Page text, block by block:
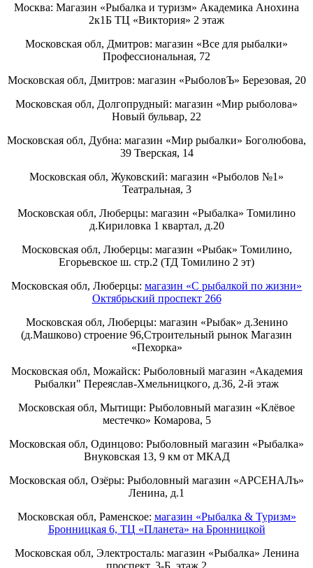
Москва: Магазин «Рыбалка и туризм» Академика Анохина
2к1Б ТЦ «Виктория» 2 этаж
Московская обл, Дмитров: магазин «Все для рыбалки»
Профессиональная, 72
Московская обл, Дмитров: магазин «РыболовЪ» Березовая, 20
Московская обл, Долгопрудный: магазин «Мир рыболова»
Новый бульвар, 22
Московская обл, Дубна: магазин «Мир рыбалки» Боголюбова,
39 Тверская, 14
Московская обл, Жуковский: магазин «Рыболов №1»
Театральная, 3
Московская обл, Люберцы: магазин «Рыбалка» Томилино
д.Кириловка 1 квартал, д.20
Московская обл, Люберцы: магазин «Рыбак» Томилино,
Егорьевское ш. стр.2 (ТД Томилино 2 эт)
Московская обл, Люберцы: магазин «С рыбалкой по жизни»
Октябрьский проспект 266
Московская обл, Люберцы: магазин «Рыбак» д.Зенино
(д.Машково) строение 96,Строительный рынок Магазин
«Пехорка»
Московская обл, Можайск: Рыболовный магазин «Академия
Рыбалки" Переяслав-Хмельницкого, д.36, 2-й этаж
Московская обл, Мытищи: Рыболовный магазин «Клёвое
местечко» Комарова, 5
Московская обл, Одинцово: Рыболовный магазин «Рыбалка»
Внуковская 13, 9 км от МКАД
Московская обл, Озёры: Рыболовный магазин «АРСЕНАЛъ»
Ленина, д.1
Московская обл, Раменское: магазин «Рыбалка & Туризм»
Бронницкая 6, ТЦ «Планета» на Бронницкой
Московская обл, Электросталь: магазин «Рыбалка» Ленина
проспект, 3-Б, этаж 2